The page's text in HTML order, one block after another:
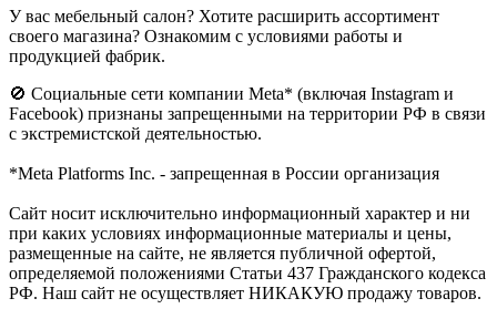
У вас мебельный салон? Хотите расширить ассортимент
своего магазина? Ознакомим с условиями работы и
продукцией фабрик.
🚫 Социальные сети компании Meta* (включая Instagram и
Facebook) признаны запрещенными на территории РФ в связи
с экстремистской деятельностью.
*Meta Platforms Inc. - запрещенная в России организация
Cайт носит исключительно информационный характер и ни
при каких условиях информационные материалы и цены,
размещенные на сайте, не является публичной офертой,
определяемой положениями Статьи 437 Гражданского кодекса
РФ. Наш сайт не осуществляет НИКАКУЮ продажу товаров.